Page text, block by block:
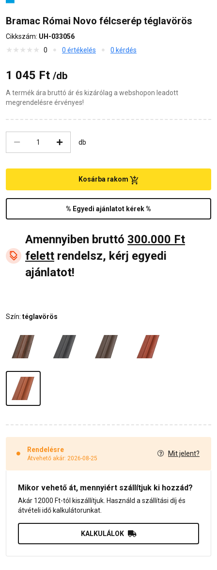
Bramac Római Novo félcserép téglavörös
Cikkszám: UH-033056
0
0 értékelés 0 kérdés
1 045 Ft /db
A termék ára bruttó ár és kizárólag a webshopon leadott
megrendelésre érvényes!
db
% Egyedi ajánlatot kérek %
Kosárba rakom
Amennyiben bruttó 300.000 Ft
felett rendelsz, kérj egyedi
ajánlatot!
Szín: téglavörös
Rendelésre
Átvehető akár: 2026-08-25
Mit jelent?
Mikor vehető át, mennyiért szállítjuk ki hozzád?
Akár 12000 Ft-tól kiszállítjuk. Használd a szállítási díj és
átvételi idő kalkulátorunkat.
KALKULÁLOK